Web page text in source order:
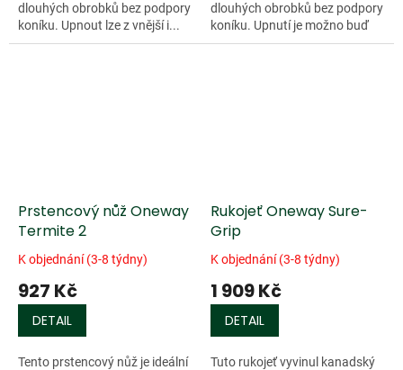
dlouhých obrobků bez podpory
koníku. Upnout lze z vnější i...
dlouhých obrobků bez podpory
koníku. Upnutí je možno buď
za...
Prstencový nůž Oneway
Termite 2
K objednání (3-8 týdny)
927 Kč
DETAIL
Tento prstencový nůž je ideální
Rukojeť Oneway Sure-
Grip
K objednání (3-8 týdny)
1 909 Kč
DETAIL
Tuto rukojeť vyvinul kanadský